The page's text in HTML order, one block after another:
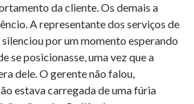
da cliente. Os demais a
A representante dos serviços de
por um momento esperando
se posicionasse, uma vez que a
dele. O gerente não falou,
estava carregada de uma fúria